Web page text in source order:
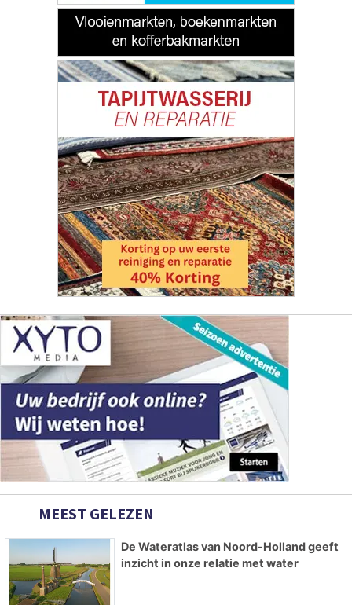
MEEST GELEZEN
De Wateratlas van Noord-Holland geeft
inzicht in onze relatie met water